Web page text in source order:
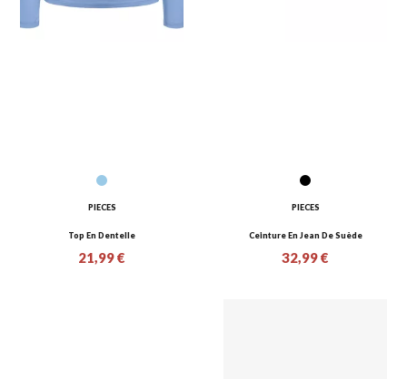
PIECES
Top En Dentelle
21,99 €
PIECES
Ceinture En Jean De Suède
32,99 €